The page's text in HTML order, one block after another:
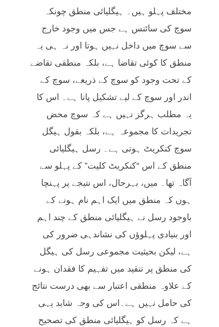
مختلف پہلو ہیں۔ ہیگلیائی منطق چونکہ
سوچ کی سائنس ہے جس میں وجود خارج
سے سوچ میں داخل نہیں ہوتا اور نہ ہی یہ
منطق کا کوئی تقاضا ہے، بلکہ منطقی تقاضے
کے تحت وجود کو سوچ کے ذریعے، سوچ کے
اندر اور سوچ کے لیے تشکیل پانا ہے۔ اس کا
یہ مطلب ہرگز نہیں ہے کہ سوچ محض
تجریدات کا مجموعہ ہے، بلکہ بقول ہیگل
سوچ کنکریٹ ہوتی ہے۔ رسل ہیگلیائی
منطق کے اس “کنکریٹ کلیت” کے پہلو سے
آگاہ تھا۔ میں، بہرحال، اس نتیجے پر پہنچا
ہوں کہ منطق میں ایک اہم نام ہونے کے
باوجود رسل نے ہیگلیائی منطق کے چند اہم
اور بنیادی پہلوؤں کی نشاندہی ضرور کی
ہے، لیکن بحیثیت مجموعی رسل کی ہیگل
کی منطق پر تنقید میں تفہیم کا فقدان ہونے
کے علاوہ منطقی اعتبار سے بھی درست نتائج
کی حامل نہیں ہے۔اس کی وجہ شاید یہی
ہے کہ رسل کو ہیگلیائی منطق کی تصحیح